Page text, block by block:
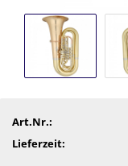
Art.Nr.:
Lieferzeit: